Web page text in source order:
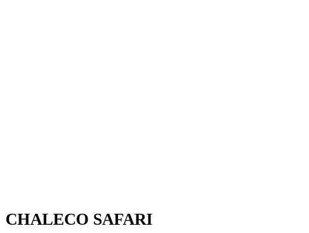
CHALECO SAFARI